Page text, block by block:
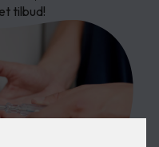
tilbud!